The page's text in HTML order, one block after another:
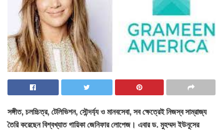
সঙ্গীত, চলচ্চিত্র, টেলিভিশন, সৌন্দর্য্য ও মানবসেবা, সব ক্ষেত্রেই নিজস্ব সাম্রাজ্য
তৈরি করেছেন বিশ্বখ্যাত গায়িকা জেনিফার লোপেজ। এবার ড. মুহম্মদ ইউনূসের